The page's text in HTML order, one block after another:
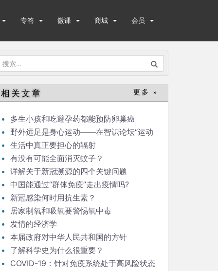
专答 微课 商城 会员
搜
：
相关文章 更多 »
多生小孩和吃避孕药都能预防卵巢癌
野外远足是身心运动——在智识论坛“运动
与健康”的发言
生活中真正要担心的辐射
有没有可能全面消灭蚊子？
详解关于新冠溯源的四个关键问题
中国能通过“群体免疫”走出疫情吗?
新冠感染何时用抗生素？
居家制氧和吸氧要警惕氧中毒
发情的经济学
本届政府对中华人民共和国的方针
了解科学史为什么很重要？
COVID-19：针对免疫系统处于高风险状态